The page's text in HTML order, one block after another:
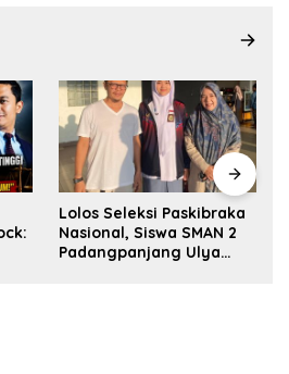
Lolos Seleksi Paskibraka
Nasional, Siswa SMAN 2
Padangpanjang Ulya